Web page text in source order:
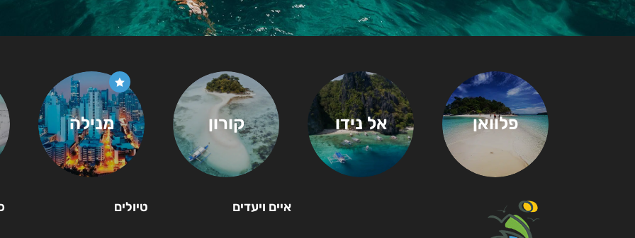
פלוואן אל נידו קורון מנילה
איים ויעדים טיולים